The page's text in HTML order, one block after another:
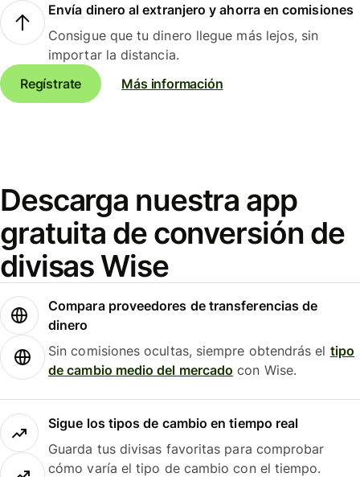
Envía dinero al extranjero y ahorra en comisiones
Consigue que tu dinero llegue más lejos, sin
importar la distancia.
Regístrate
Más información
Descarga nuestra app
gratuita de conversión de
divisas Wise
Compara proveedores de transferencias de
dinero
Sin comisiones ocultas, siempre obtendrás el tipo
de cambio medio del mercado con Wise.
Sigue los tipos de cambio en tiempo real
Guarda tus divisas favoritas para comprobar
cómo varía el tipo de cambio con el tiempo.